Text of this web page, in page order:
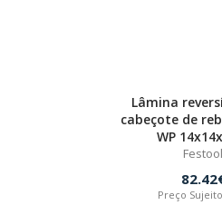
Lâmina
cabeçote de
WP
Festool
Preço